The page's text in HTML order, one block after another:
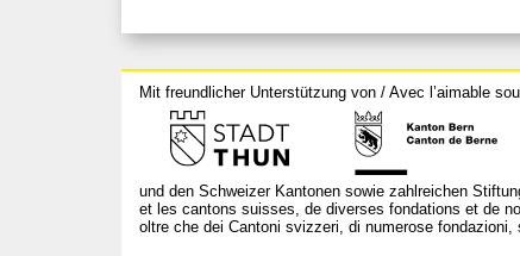
Mit freundlicher Unterstützung von / Avec l’aimable
und den Schweizer Kantonen sowie zahlreichen
et les cantons suisses, de diverses fondations et de
oltre che dei Cantoni svizzeri, di numerose